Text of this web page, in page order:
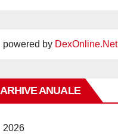
powered by DexOnline.Net
ARHIVE ANUALE
2026